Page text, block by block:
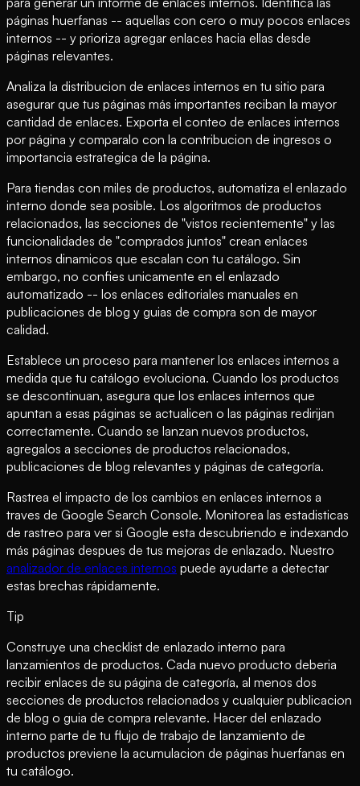
páginas huerfanas -- aquellas con cero o muy pocos enlaces
internos -- y prioriza agregar enlaces hacia ellas desde
páginas relevantes.
Analiza la distribucion de enlaces internos en tu sitio para
asegurar que tus páginas más importantes reciban la mayor
cantidad de enlaces. Exporta el conteo de enlaces internos
por página y comparalo con la contribucion de ingresos o
importancia estrategica de la página.
Para tiendas con miles de productos, automatiza el enlazado
interno donde sea posible. Los algoritmos de productos
relacionados, las secciones de "vistos recientemente" y las
funcionalidades de "comprados juntos" crean enlaces
internos dinamicos que escalan con tu catálogo. Sin
embargo, no confies unicamente en el enlazado
automatizado -- los enlaces editoriales manuales en
publicaciones de blog y guias de compra son de mayor
calidad.
Establece un proceso para mantener los enlaces internos a
medida que tu catálogo evoluciona. Cuando los productos
se descontinuan, asegura que los enlaces internos que
apuntan a esas páginas se actualicen o las páginas redirijan
correctamente. Cuando se lanzan nuevos productos,
agregalos a secciones de productos relacionados,
publicaciones de blog relevantes y páginas de categoría.
Rastrea el impacto de los cambios en enlaces internos a
traves de Google Search Console. Monitorea las estadisticas
de rastreo para ver si Google esta descubriendo e indexando
más páginas despues de tus mejoras de enlazado. Nuestro
analizador de enlaces internos puede ayudarte a detectar
estas brechas rápidamente.
Tip
Construye una checklist de enlazado interno para
lanzamientos de productos. Cada nuevo producto deberia
recibir enlaces de su página de categoría, al menos dos
secciones de productos relacionados y cualquier publicacion
de blog o guia de compra relevante. Hacer del enlazado
interno parte de tu flujo de trabajo de lanzamiento de
productos previene la acumulacion de páginas huerfanas en
tu catálogo.